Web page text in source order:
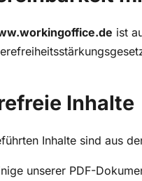
ist
Inhalte
Inhalte sind aus
unserer PDF-